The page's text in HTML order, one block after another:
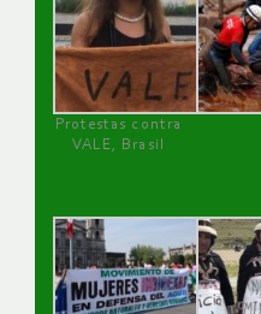
Protestas contra
VALE, Brasil